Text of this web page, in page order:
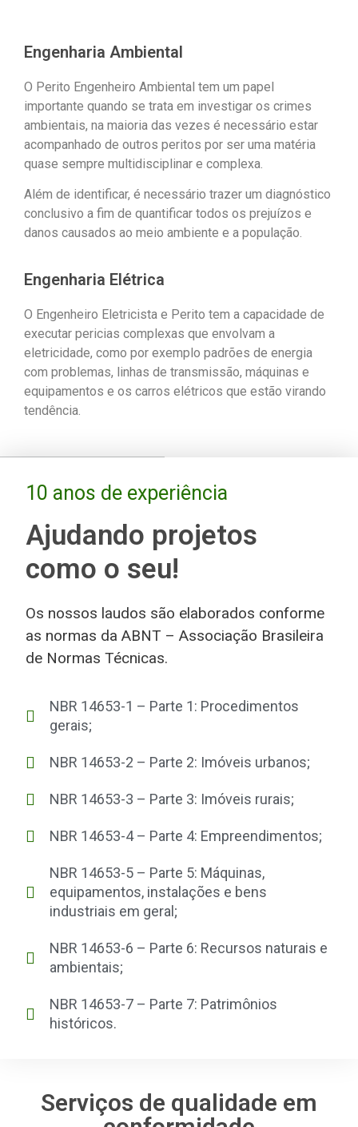
Engenharia Ambiental
O Perito Engenheiro Ambiental tem um papel
importante quando se trata em investigar os crimes
ambientais, na maioria das vezes é necessário estar
acompanhado de outros peritos por ser uma matéria
quase sempre multidisciplinar e complexa.
Além de identificar, é necessário trazer um diagnóstico
conclusivo a fim de quantificar todos os prejuízos e
danos causados ao meio ambiente e a população.
Engenharia Elétrica
O Engenheiro Eletricista e Perito tem a capacidade de
executar pericias complexas que envolvam a
eletricidade, como por exemplo padrões de energia
com problemas, linhas de transmissão, máquinas e
equipamentos e os carros elétricos que estão virando
tendência.
10 anos de experiência
Ajudando projetos
como o seu!
Os nossos laudos são elaborados conforme
as normas da ABNT – Associação Brasileira
de Normas Técnicas.
NBR 14653-1 – Parte 1: Procedimentos
gerais;
NBR 14653-2 – Parte 2: Imóveis urbanos;
NBR 14653-3 – Parte 3: Imóveis rurais;
NBR 14653-4 – Parte 4: Empreendimentos;
NBR 14653-5 – Parte 5: Máquinas,
equipamentos, instalações e bens
industriais em geral;
NBR 14653-6 – Parte 6: Recursos naturais e
ambientais;
NBR 14653-7 – Parte 7: Patrimônios
históricos.
Serviços de qualidade em